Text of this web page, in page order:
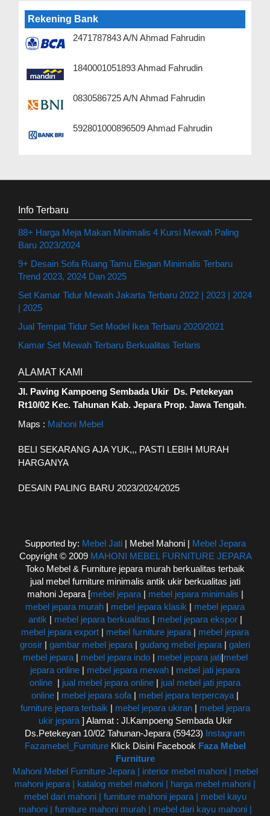
Rekening Bank
2471787843 A/N Ahmad Fahrudin
1840001051893 Ahmad Fahrudin
0830586725 A/N Ahmad Fahrudin
592801000896509 Ahmad Fahrudin
Info Terbaru
88+ Harga Meja Makan Minimalis 4 Kursi Mewah Paling
Baru 2023/2024
9+ Desain Sofa Ruang Tamu Elegan Minimalis Terbaru
Trend 2023, 2024 Dan 2025
Set Kamar Tidur Mewah Jakarta Terbaru 2022 | 2023 | 2024
| 2025
Jual Tempat Tidur Set Model Ikea Terbaru 2020/2021
Kamar Set Mewah Terbaru Berkualitas Terlaris
ALAMAT KAMI
Jl. Paving Kampoeng Sembada Ukir Ds. Petekeyan
Rt10/02 Kec. Tahunan Kab. Jepara Prop. Jawa Tengah.
Maps : Mahoni Mebel
BELI SEKARANG AJA YUK,,, PASTI LEBIH MURAH
HARGANYA
DESAIN PALING BARU 2023/2024/2025
Supported by: Mebel Jati| Mebel Mahoni | Mebel Jepara
Copyright © 2009 MAHONI MEBEL FURNITURE JEPARA
Toko Mebel & Furniture jepara murah berkualitas terbaik
jual mebel furniture minimalis antik ukir berkualitas jati
mahoni Jepara [mebel jepara| mebel jepara minimalis |
mebel jepara murah | mebel jepara klasik | mebel jepara
antik | mebel jepara berkualitas | mebel jepara ekspor|
mebel jepara export | mebel furniture jepara | mebel jepara
grosir | gambar mebel jepara | gudang mebel jepara | galeri
mebel jepara| mebel jepara indo| mebel jepara jati|mebel
jepara online | mebel jepara mewah | mebel jati jepara
online | jual mebel jepara online | jual mebel jati jepara
online | mebel jepara sofa | mebel jepara terpercaya |
furniture jepara terbaik | mebel jepara ukiran| mebel jepara
ukir jepara ] Alamat : Jl.Kampoeng Sembada Ukir
Ds.Petekeyan 10/02 Tahunan-Jepara (59423) Instagram
Fazamebel_FurnitureKlick Disini Facebook Faza Mebel
Furniture
Mahoni Mebel Furniture Jepara | interior mebel mahoni | mebel
mahoni jepara | katalog mebel mahoni | harga mebel mahoni |
mebel dari mahoni | furniture mahoni jepara | mebel kayu
mahoni | furniture mahoni murah | mebel dari kayu mahoni |